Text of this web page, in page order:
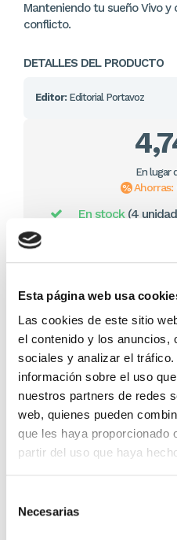
Esta página web usa
Las cookies de este sitio
el contenido y los anuncios,
sociales y analizar el
información sobre el uso
nuestros partners de redes
web, quienes pueden
que les haya proporcionado
partir del uso que haya
Necesarias
Manteniendo tu sueño Vivo
conflicto.
DETALLES DEL PRODUCTO
Editor: Editorial Portavoz
En lugar
Ahorras:
En stock (4
Importante:Envío gratis a
(SIN IVA)
Los que
producto,